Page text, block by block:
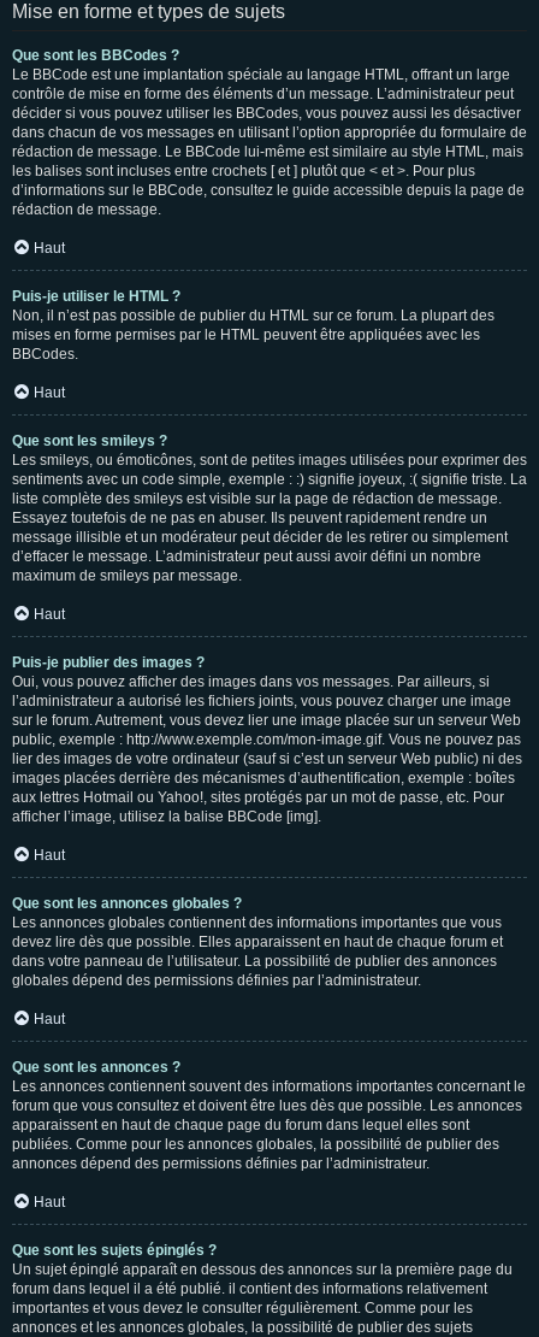
Mise en forme et types de sujets
Que sont les BBCodes ?
Le BBCode est une implantation spéciale au langage HTML, offrant un large
contrôle de mise en forme des éléments d’un message. L’administrateur peut
décider si vous pouvez utiliser les BBCodes, vous pouvez aussi les désactiver
dans chacun de vos messages en utilisant l’option appropriée du formulaire de
rédaction de message. Le BBCode lui-même est similaire au style HTML, mais
les balises sont incluses entre crochets [ et ] plutôt que < et >. Pour plus
d’informations sur le BBCode, consultez le guide accessible depuis la page de
rédaction de message.
Haut
Puis-je utiliser le HTML ?
Non, il n’est pas possible de publier du HTML sur ce forum. La plupart des
mises en forme permises par le HTML peuvent être appliquées avec les
BBCodes.
Haut
Que sont les smileys ?
Les smileys, ou émoticônes, sont de petites images utilisées pour exprimer des
sentiments avec un code simple, exemple : :) signifie joyeux, :( signifie triste. La
liste complète des smileys est visible sur la page de rédaction de message.
Essayez toutefois de ne pas en abuser. Ils peuvent rapidement rendre un
message illisible et un modérateur peut décider de les retirer ou simplement
d’effacer le message. L’administrateur peut aussi avoir défini un nombre
maximum de smileys par message.
Haut
Puis-je publier des images ?
Oui, vous pouvez afficher des images dans vos messages. Par ailleurs, si
l’administrateur a autorisé les fichiers joints, vous pouvez charger une image
sur le forum. Autrement, vous devez lier une image placée sur un serveur Web
public, exemple : http://www.exemple.com/mon-image.gif. Vous ne pouvez pas
lier des images de votre ordinateur (sauf si c’est un serveur Web public) ni des
images placées derrière des mécanismes d’authentification, exemple : boîtes
aux lettres Hotmail ou Yahoo!, sites protégés par un mot de passe, etc. Pour
afficher l’image, utilisez la balise BBCode [img].
Haut
Que sont les annonces globales ?
Les annonces globales contiennent des informations importantes que vous
devez lire dès que possible. Elles apparaissent en haut de chaque forum et
dans votre panneau de l’utilisateur. La possibilité de publier des annonces
globales dépend des permissions définies par l’administrateur.
Haut
Que sont les annonces ?
Les annonces contiennent souvent des informations importantes concernant le
forum que vous consultez et doivent être lues dès que possible. Les annonces
apparaissent en haut de chaque page du forum dans lequel elles sont
publiées. Comme pour les annonces globales, la possibilité de publier des
annonces dépend des permissions définies par l’administrateur.
Haut
Que sont les sujets épinglés ?
Un sujet épinglé apparaît en dessous des annonces sur la première page du
forum dans lequel il a été publié. il contient des informations relativement
importantes et vous devez le consulter régulièrement. Comme pour les
annonces et les annonces globales, la possibilité de publier des sujets